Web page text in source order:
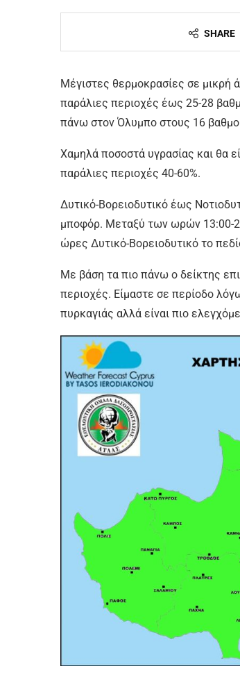
SHARE
Μέγιστες θερμοκρασίες σε μικρή
παράλιες περιοχές έως 25-28
πάνω στον Όλυμπο στους 16
Χαμηλά ποσοστά υγρασίας και θα
παράλιες περιοχές 40-60%.
Δυτικό-Βορειοδυτικό έως
μποφόρ. Μεταξύ των ωρών 13:00-
ώρες Δυτικό-Βορειοδυτικό το
Με βάση τα πιο πάνω ο δείκτης
περιοχές. Είμαστε σε περίοδο
πυρκαγιάς αλλά είναι πιο